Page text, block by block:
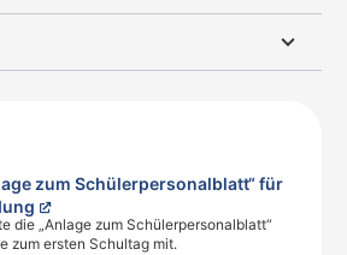
zum Schülerpersonalblatt“ für
die „Anlage zum Schülerpersonalblatt“
zum ersten Schultag mit.